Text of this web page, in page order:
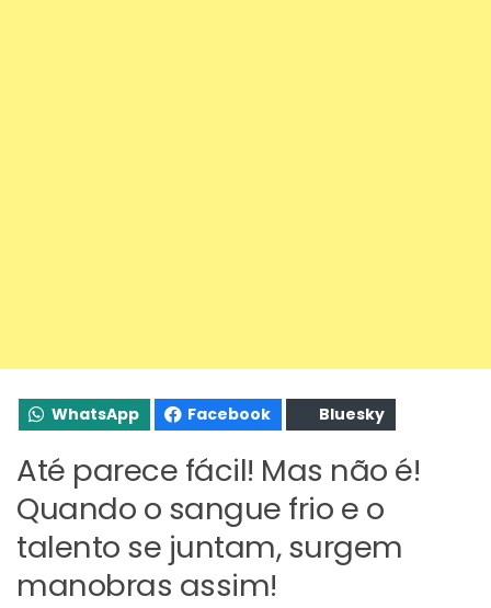
WhatsApp Facebook Bluesky
Até parece fácil! Mas não é!
Quando o sangue frio e o
talento se juntam, surgem
manobras assim!